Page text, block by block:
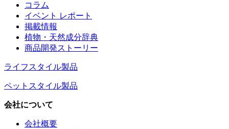
コラム
イベント レポート
掲載情報
植物・天然成分辞典
商品開発ストーリー
ライフスタイル製品
ペットスタイル製品
会社について
会社概要